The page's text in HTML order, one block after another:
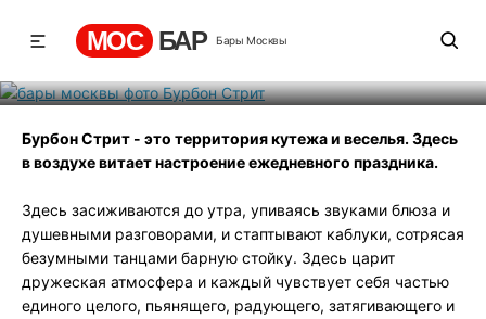
МОС БАР Бары Москвы
Бурбон Стрит
Бурбон Стрит - это территория кутежа и веселья. Здесь
в воздухе витает настроение ежедневного праздника.
Здесь засиживаются до утра, упиваясь звуками блюза и
душевными разговорами, и стаптывают каблуки, сотрясая
безумными танцами барную стойку. Здесь царит
дружеская атмосфера и каждый чувствует себя частью
единого целого, пьянящего, радующего, затягивающего и